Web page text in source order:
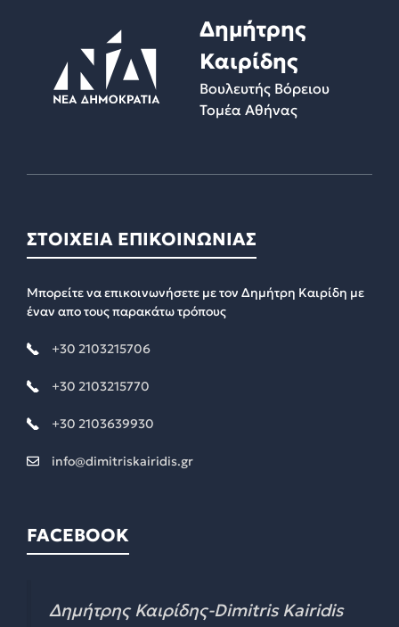
Δημήτρης
Καιρίδης
Βουλευτής Βόρειου
Τομέα Αθήνας
ΣΤΟΙΧΕΙΑ ΕΠΙΚΟΙΝΩΝΙΑΣ
Μπορείτε να επικοινωνήσετε με τον Δημήτρη Καιρίδη με
έναν απο τους παρακάτω τρόπους
+30 2103215706
+30 2103215770
+30 2103639930
info@dimitriskairidis.gr
FACEBOOK
Δημήτρης Καιρίδης-Dimitris Kairidis